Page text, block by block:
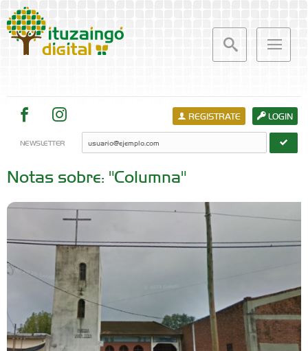
LOGIN
REGISTRATE
NEWSLETTER
Notas sobre: "Columna"